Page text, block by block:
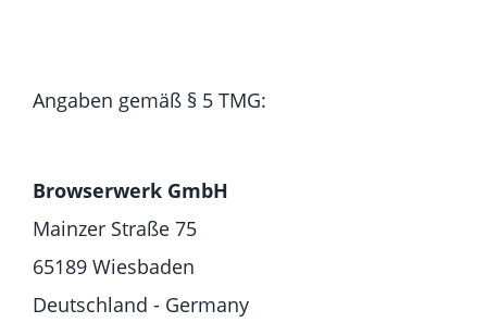
Angaben gemäß § 5 TMG:
Browserwerk GmbH
Mainzer Straße 75
65189 Wiesbaden
Deutschland - Germany